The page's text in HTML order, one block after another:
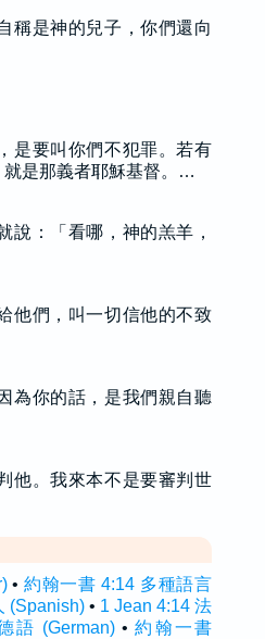
稱是神的兒子，你們還向
是要叫你們不犯罪。若有
就是那義者耶穌基督。…
說：「看哪，神的羔羊，
他們，叫一切信他的不致
為你的話，是我們親自聽
他。我來本不是要審判世
•約翰一書 4:14 多種語言
(Spanish)• 1 Jean 4:14 法
語 (German) •約翰一書